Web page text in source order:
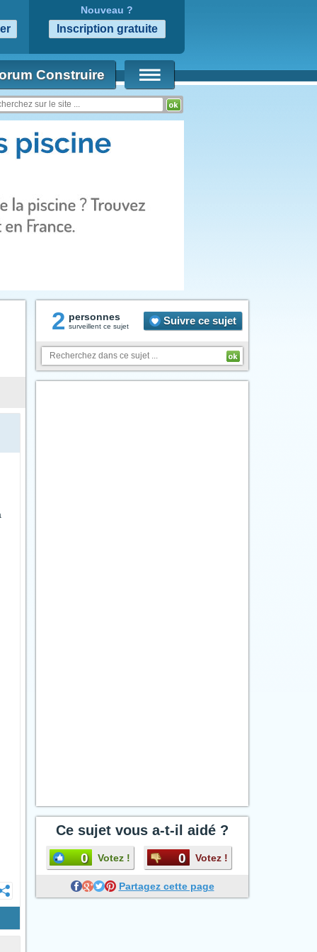
Nouveau ?
Construire
2 personnes
surveillent ce sujet Suivre ce sujet
Ce sujet vous a-t-il aidé ?
0 Votez ! 0 Votez !
Partagez cette page